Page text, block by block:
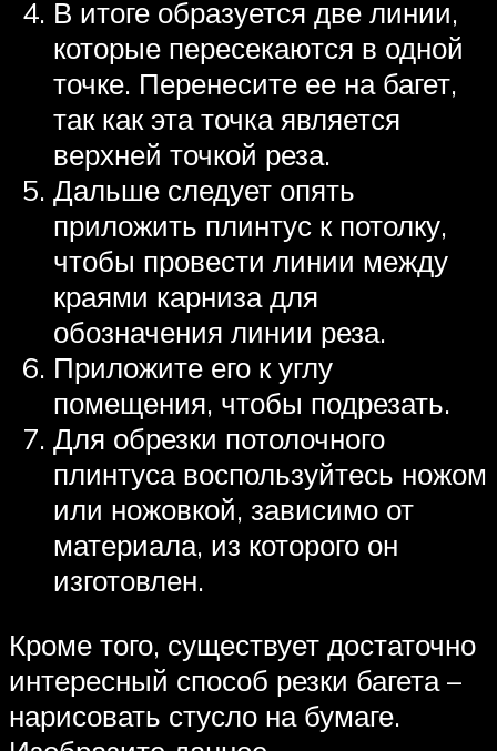
В итоге образуется две линии,
которые пересекаются в одной
точке. Перенесите ее на багет,
так как эта точка является
верхней точкой реза.
Дальше следует опять
приложить плинтус к потолку,
чтобы провести линии между
краями карниза для
обозначения линии реза.
Приложите его к углу
помещения, чтобы подрезать.
Для обрезки потолочного
плинтуса воспользуйтесь ножом
или ножовкой, зависимо от
материала, из которого он
изготовлен.
Кроме того, существует достаточно
интересный способ резки багета –
нарисовать стусло на бумаге.